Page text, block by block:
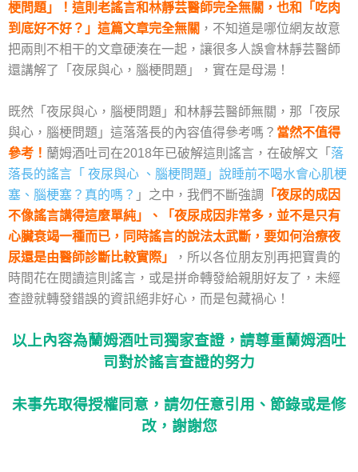
梗問題」！這則老謠言和林靜芸醫師完全無關，也和「吃肉
到底好不好？」這篇文章完全無關 ，不知道是哪位網友故意
把兩則不相干的文章硬湊在一起，讓很多人誤會林靜芸醫師
還講解了「夜尿與心，腦梗問題」，實在是母湯！
既然「夜尿與心，腦梗問題」和林靜芸醫師無關，那「夜尿
與心，腦梗問題」這落落長的內容值得參考嗎？ 當然不值得
參考！ 蘭姆酒吐司在2018年已破解這則謠言，在破解文「 落
落長的謠言「 夜尿與心 、腦梗問題」說睡前不喝水會心肌梗
塞、腦梗塞？真的嗎？ 」之中，我們不斷強調
「夜尿的成因
不像謠言講得這麼單純」、「夜尿成因非常多，並不是只有
心臟衰竭一種而已，同時謠言的說法太武斷，要如何治療夜
尿還是由醫師診斷比較實際」
，所以各位朋友別再把寶貴的
時間花在閱讀這則謠言，或是拼命轉發給親朋好友了，未經
查證就轉發錯誤的資訊絕非好心，而是包藏禍心！
以上內容為蘭姆酒吐司獨家查證，請尊重蘭姆酒吐
司對於謠言查證的努力
未事先取得授權同意，請勿任意引用、節錄或是修
改，謝謝您